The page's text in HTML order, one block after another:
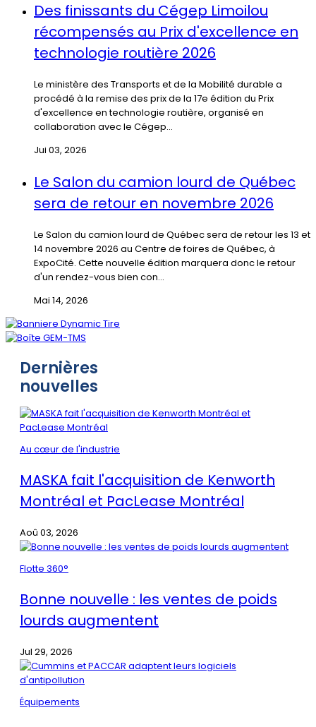
Des finissants du Cégep Limoilou
récompensés au Prix d'excellence en
technologie routière 2026
Le ministère des Transports et de la Mobilité durable a
procédé à la remise des prix de la 17e édition du Prix
d'excellence en technologie routière, organisé en
collaboration avec le Cégep...
Jui 03, 2026
Le Salon du camion lourd de Québec
sera de retour en novembre 2026
Le Salon du camion lourd de Québec sera de retour les 13 et
14 novembre 2026 au Centre de foires de Québec, à
ExpoCité. Cette nouvelle édition marquera donc le retour
d'un rendez-vous bien con...
Mai 14, 2026
Dernières
nouvelles
Au cœur de l'industrie
MASKA fait l'acquisition de Kenworth
Montréal et PacLease Montréal
Aoû 03, 2026
Flotte 360°
Bonne nouvelle : les ventes de poids
lourds augmentent
Jul 29, 2026
Équipements